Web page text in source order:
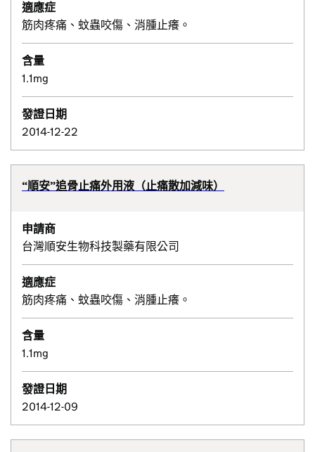
適應症
筋肉疼痛、蚊蟲咬傷、消腫止癢。
含量
1.1mg
發證日期
2014-12-22
“順安”追骨止痛外用液（止痛散加減味）
申請商
台灣順安生物科技製藥有限公司
適應症
筋肉疼痛、蚊蟲咬傷、消腫止癢。
含量
1.1mg
發證日期
2014-12-09